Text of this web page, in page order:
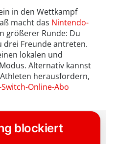
in den Wettkampf
macht das Nintendo-
größerer Runde: Du
drei Freunde antreten.
lokalen und
Alternativ kannst
herausfordern,
Online-Abo